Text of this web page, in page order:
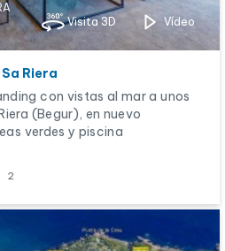
Visita 3D Vídeo
Riera
con vistas al mar a unos
(Begur), en nuevo
verdes y piscina
2